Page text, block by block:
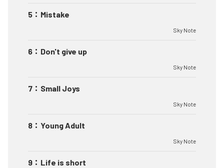
5 ： Mistake
Sky Note
6 ： Don't give up
Sky Note
7 ： Small Joys
Sky Note
8 ： Young Adult
Sky Note
9 ： Life is short